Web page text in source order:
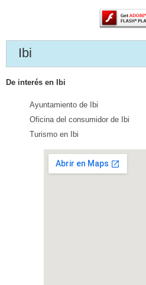
Ibi
De interés en Ibi
Ayuntamiento de Ibi
Oficina del consumidor de Ibi
Turismo en Ibi